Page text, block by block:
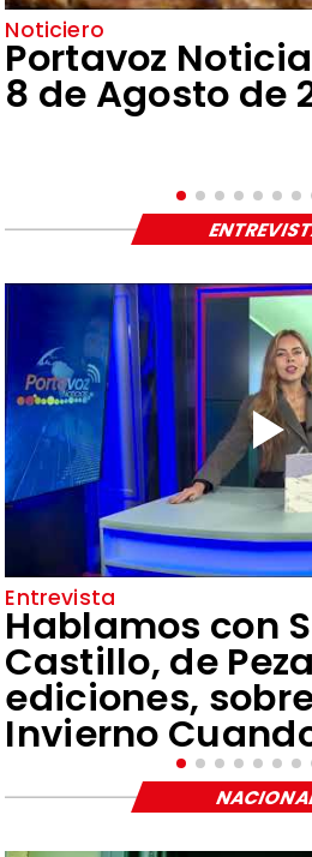
Noticiero
Portavoz
8 de Agosto de
Entrevista
Hablamos con
Castillo, de
ediciones,
Invierno